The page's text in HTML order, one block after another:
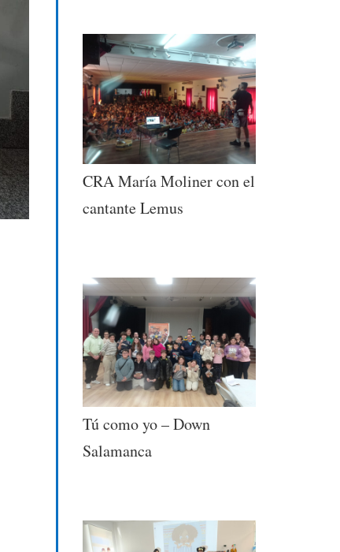
CRA María Moliner con el
cantante Lemus
Tú como yo – Down
Salamanca